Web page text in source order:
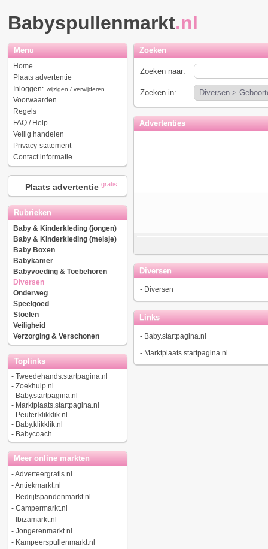
Babyspullenmarkt.nl
Menu
Home
Plaats advertentie
Inloggen: wijzigen / verwijderen
Voorwaarden
Regels
FAQ / Help
Veilig handelen
Privacy-statement
Contact informatie
Plaats advertentie gratis
Rubrieken
Baby & Kinderkleding (jongen)
Baby & Kinderkleding (meisje)
Baby Boxen
Babykamer
Babyvoeding & Toebehoren
Diversen
Onderweg
Speelgoed
Stoelen
Veiligheid
Verzorging & Verschonen
Toplinks
- Tweedehands.startpagina.nl
- Zoekhulp.nl
- Baby.startpagina.nl
- Marktplaats.startpagina.nl
- Peuter.klikklik.nl
- Baby.klikklik.nl
- Babycoach
Meer online markten
-Adverteergratis.nl
-Antiekmarkt.nl
- Bedrijfspandenmarkt.nl
- Campermarkt.nl
- Ibizamarkt.nl
- Jongerenmarkt.nl
- Kampeerspullenmarkt.nl
Zoeken
Zoeken naar:
Zoeken in:
Advertenties
Diversen
- Diversen
Links
- Baby.startpagina.nl
- Marktplaats.startpagina.nl